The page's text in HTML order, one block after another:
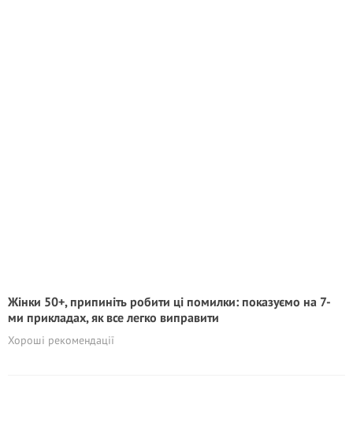
Жінки 50+, припиніть робити ці помилки: показуємо на 7-
ми прикладах, як все легко виправити
Хороші рекомендації